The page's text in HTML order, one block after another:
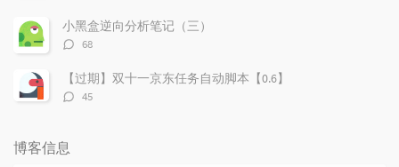
数：
小黑盒逆向分析笔记（三）
评
数：
68
【过期】双十一京东任务自动脚本【0.6】
评
45
博客信息